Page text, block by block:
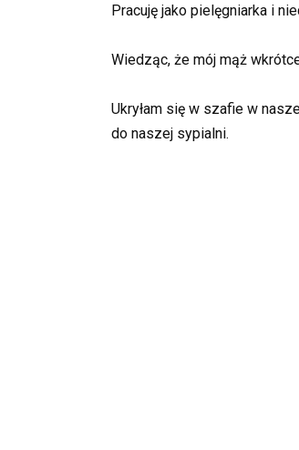
Pracuję jako pielęgniarka i
Wiedząc, że mój mąż
Ukryłam się w szafie w
do naszej sypialni.